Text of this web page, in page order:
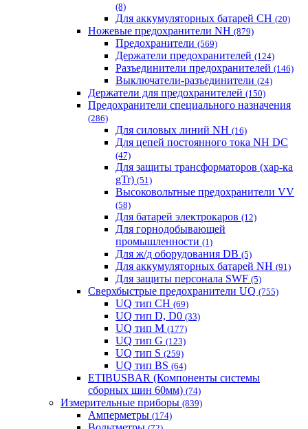
(8)
Для аккумуляторных батарей CH (20)
Ножевые предохранители NH (879)
Предохранители (569)
Держатели предохранителей (124)
Разъединители предохранителей (146)
Выключатели-разъединители (24)
Держатели для предохранителей (150)
Предохранители специального назначения
(286)
Для силовых линий NH (16)
Для цепей постоянного тока NH DC
(47)
Для защиты трансформаторов (хар-ка
gTr) (51)
Высоковольтные предохранители VV
(58)
Для батарей электрокаров (12)
Для горнодобывающей
промышленности (1)
Для ж/д оборудования DB (5)
Для аккумуляторных батарей NH (91)
Для защиты персонала SWF (5)
Сверхбыстрые предохранители UQ (755)
UQ тип CH (69)
UQ тип D, D0 (33)
UQ тип M (177)
UQ тип G (123)
UQ тип S (259)
UQ тип BS (64)
ETIBUSBAR (Компоненты системы
сборных шин 60мм) (74)
Измерительные приборы (839)
Амперметры (174)